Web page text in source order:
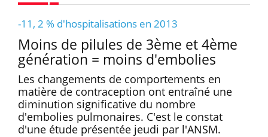
-11, 2 % d'hospitalisations en 2013
Moins de pilules de 3ème et 4ème
génération = moins d'embolies
Les changements de comportements en
matière de contraception ont entraîné une
diminution significative du nombre
d'embolies pulmonaires. C'est le constat
d'une étude présentée jeudi par l'ANSM.